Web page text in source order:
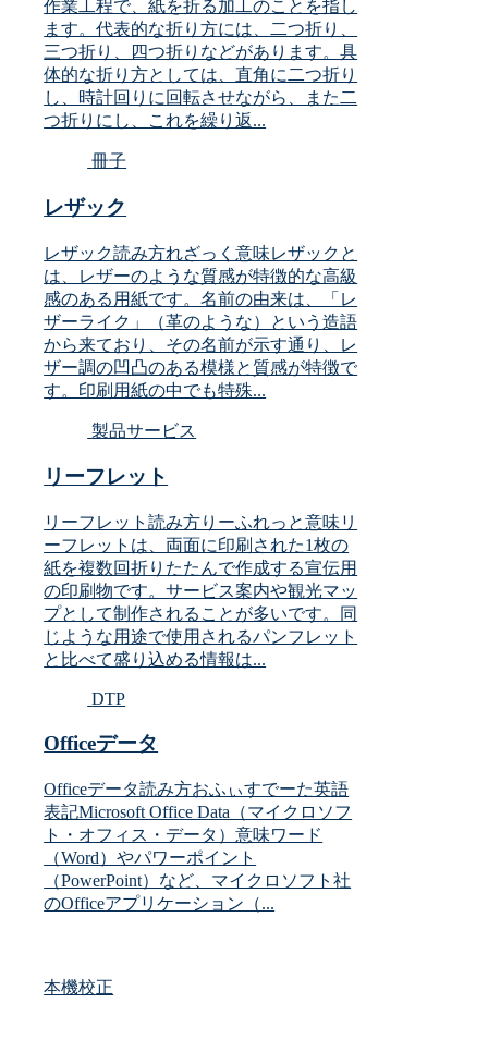
作業工程で、紙を折る加工のことを指し
ます。代表的な折り方には、二つ折り、
三つ折り、四つ折りなどがあります。具
体的な折り方としては、直角に二つ折り
し、時計回りに回転させながら、また二
つ折りにし、これを繰り返...
冊子
レザック
レザック読み方れざっく意味レザックと
は、レザーのような質感が特徴的な高級
感のある用紙です。名前の由来は、「レ
ザーライク」（革のような）という造語
から来ており、その名前が示す通り、レ
ザー調の凹凸のある模様と質感が特徴で
す。印刷用紙の中でも特殊...
製品サービス
リーフレット
リーフレット読み方りーふれっと意味リ
ーフレットは、両面に印刷された1枚の
紙を複数回折りたたんで作成する宣伝用
の印刷物です。サービス案内や観光マッ
プとして制作されることが多いです。同
じような用途で使用されるパンフレット
と比べて盛り込める情報は...
DTP
Officeデータ
Officeデータ読み方おふぃすでーた英語
表記Microsoft Office Data（マイクロソフ
ト・オフィス・データ）意味ワード
（Word）やパワーポイント
（PowerPoint）など、マイクロソフト社
のOfficeアプリケーション（...
本機校正